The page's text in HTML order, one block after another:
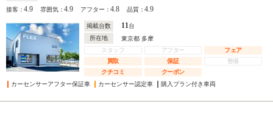
接客：4.9 雰囲気：4.9 アフター：4.8 品質：4.9
掲載台数 11台
所在地
東京都 多摩
スタッフ
アフター
フェア
買取
保証
整備
クチコミ
クーポン
カーセンサーアフター保証車
カーセンサー認定車 購入プラン付き車両